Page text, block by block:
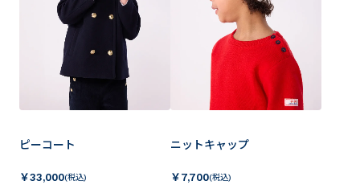
ピーコート
￥33,000(税込)
ニットキャップ
￥ 7,700(税込)